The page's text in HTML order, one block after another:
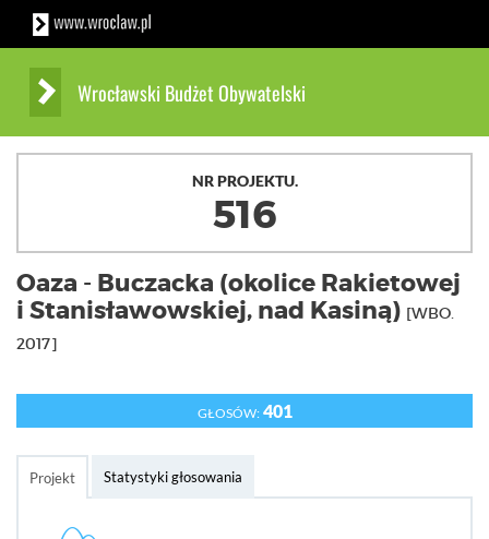
Wrocławski Budżet Obywatelski
NR PROJEKTU.
516
Oaza - Buczacka (okolice Rakietowej
i Stanisławowskiej, nad Kasiną) [WBO.
2017]
GŁOSÓW:401
Projekt Statystyki głosowania